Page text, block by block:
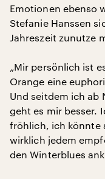
Emotionen ebenso
Stefanie Hanssen
Jahreszeit zunutze
„Mir persönlich ist
Orange eine
Und seitdem ich ab
geht es mir besser.
fröhlich, ich könnte
wirklich jedem
den Winterblues